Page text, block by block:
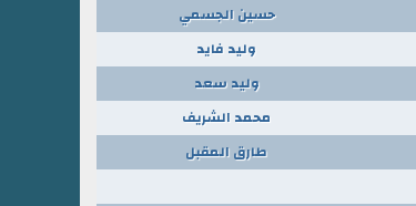
حسين الجسمي
وليد فايد
وليد سعد
محمد الشريف
طارق المقبل